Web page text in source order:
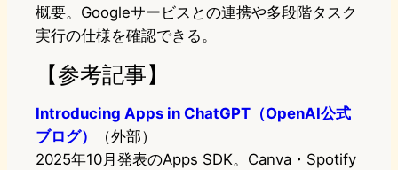
概要。Googleサービスとの連携や多段階タスク
実行の仕様を確認できる。
【参考記事】
Introducing Apps in ChatGPT（OpenAI公式
ブログ）
（外部）
2025年10月発表のApps SDK。Canva・Spotify